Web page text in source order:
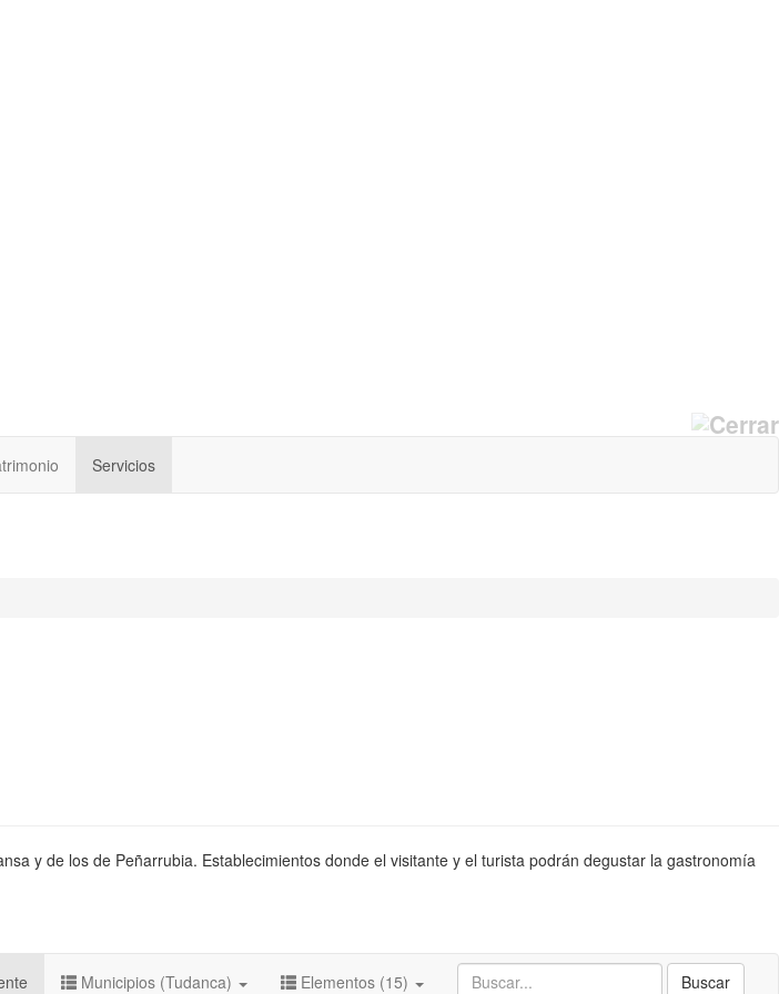
Servicios
y de los de Peñarrubia. Establecimientos donde el visitante y el turista podrán degustar la gastronomía
Buscar
Municipios (Tudanca) Elementos (15)